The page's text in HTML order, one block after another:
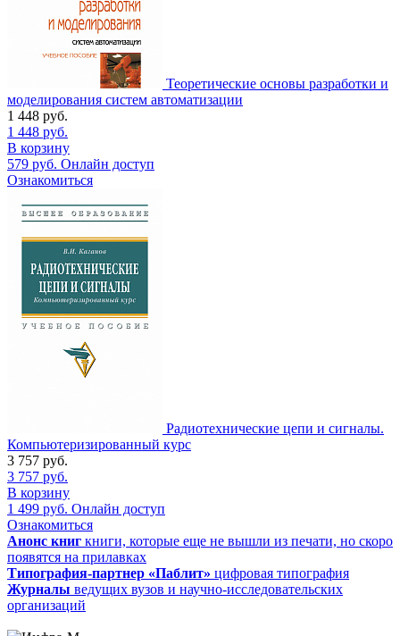
Теоретические основы разработки и
моделирования систем автоматизации
1 448 руб.
1 448 руб.
В корзину
579 руб. Онлайн доступ
Ознакомиться
Радиотехнические цепи и сигналы.
Компьютеризированный курс
3 757 руб.
3 757 руб.
В корзину
1 499 руб. Онлайн доступ
Ознакомиться
Анонс книг книги, которые еще не вышли из печати, но скоро
появятся на прилавках
Типография-партнер «Паблит» цифровая типография
Журналы ведущих вузов и научно-исследовательских
организаций